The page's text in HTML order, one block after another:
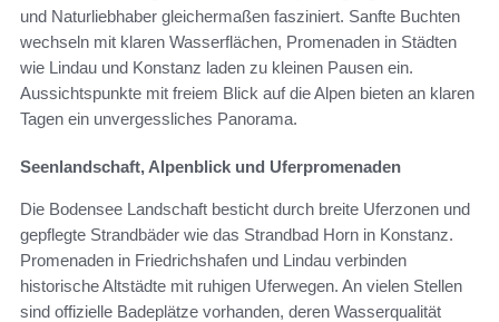
und Naturliebhaber gleichermaßen fasziniert. Sanfte Buchten
wechseln mit klaren Wasserflächen, Promenaden in Städten
wie Lindau und Konstanz laden zu kleinen Pausen ein.
Aussichtspunkte mit freiem Blick auf die Alpen bieten an klaren
Tagen ein unvergessliches Panorama.
Seenlandschaft, Alpenblick und Uferpromenaden
Die Bodensee Landschaft besticht durch breite Uferzonen und
gepflegte Strandbäder wie das Strandbad Horn in Konstanz.
Promenaden in Friedrichshafen und Lindau verbinden
historische Altstädte mit ruhigen Uferwegen. An vielen Stellen
sind offizielle Badeplätze vorhanden, deren Wasserqualität